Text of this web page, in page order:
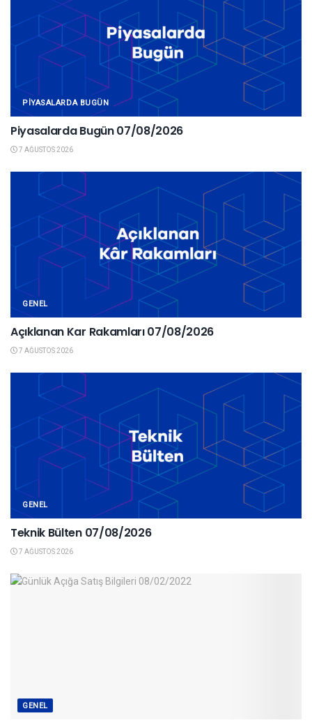
PIYASALARDA BUGÜN
Piyasalarda Bugün 07/08/2026
7 AĞUSTOS 2026
GENEL
Açıklanan Kar Rakamları 07/08/2026
7 AĞUSTOS 2026
GENEL
Teknik Bülten 07/08/2026
7 AĞUSTOS 2026
GENEL